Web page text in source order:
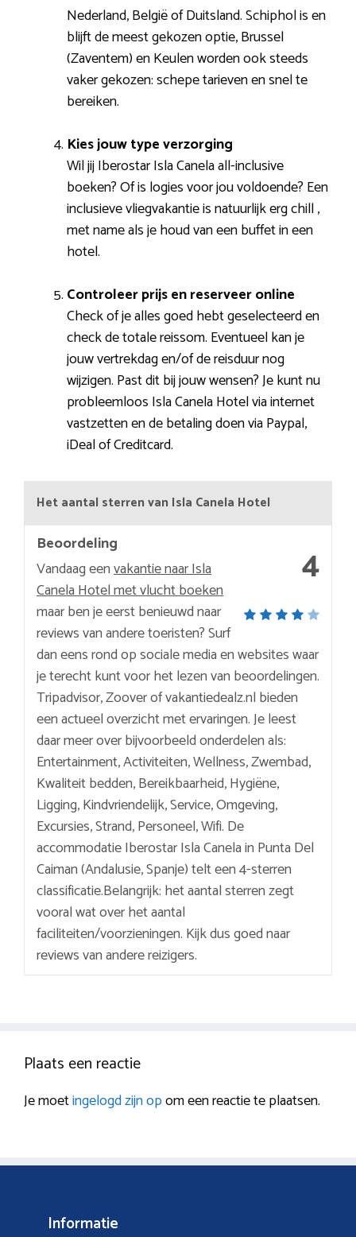
Nederland, België of Duitsland. Schiphol is en
blijft de meest gekozen optie, Brussel
(Zaventem) en Keulen worden ook steeds
vaker gekozen: schepe tarieven en snel te
bereiken.
Kies jouw type verzorging
Wil jij Iberostar Isla Canela all-inclusive
boeken? Of is logies voor jou voldoende? Een
inclusieve vliegvakantie is natuurlijk erg chill ,
met name als je houd van een buffet in een
hotel.
Controleer prijs en reserveer online
Check of je alles goed hebt geselecteerd en
check de totale reissom. Eventueel kan je
jouw vertrekdag en/of de reisduur nog
wijzigen. Past dit bij jouw wensen? Je kunt nu
probleemloos Isla Canela Hotel via internet
vastzetten en de betaling doen via Paypal,
iDeal of Creditcard.
Het aantal sterren van Isla Canela Hotel
4
Beoordeling
Vandaag eenvakantie naar Isla
Canela Hotel met vlucht boeken
maar ben je eerst benieuwd naar
reviews van andere toeristen? Surf
dan eens rond op sociale media en websites waar
je terecht kunt voor het lezen van beoordelingen.
Tripadvisor, Zoover of vakantiedealz.nl bieden
een actueel overzicht met ervaringen. Je leest
daar meer over bijvoorbeeld onderdelen als:
Entertainment, Activiteiten, Wellness, Zwembad,
Kwaliteit bedden, Bereikbaarheid, Hygiëne,
Ligging, Kindvriendelijk, Service, Omgeving,
Excursies, Strand, Personeel, Wifi. De
accommodatie Iberostar Isla Canela in Punta Del
Caiman (Andalusie, Spanje) telt een 4-sterren
classificatie.Belangrijk: het aantal sterren zegt
vooral wat over het aantal
faciliteiten/voorzieningen. Kijk dus goed naar
reviews van andere reizigers.
Plaats een reactie
Je moetingelogd zijn opom een reactie te plaatsen.
Informatie